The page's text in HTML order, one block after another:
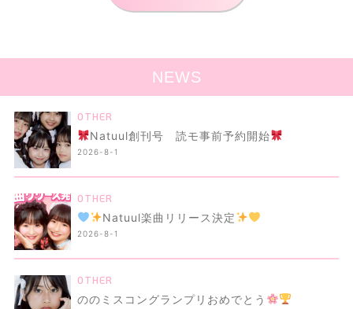
NEWS
OTHER
Natuul創刊号 読モ事前予約開始
2026-8-1
OTHER
Natuul楽曲リリース決定
2026-8-1
OTHER
ののミスコングランプリおめでとう